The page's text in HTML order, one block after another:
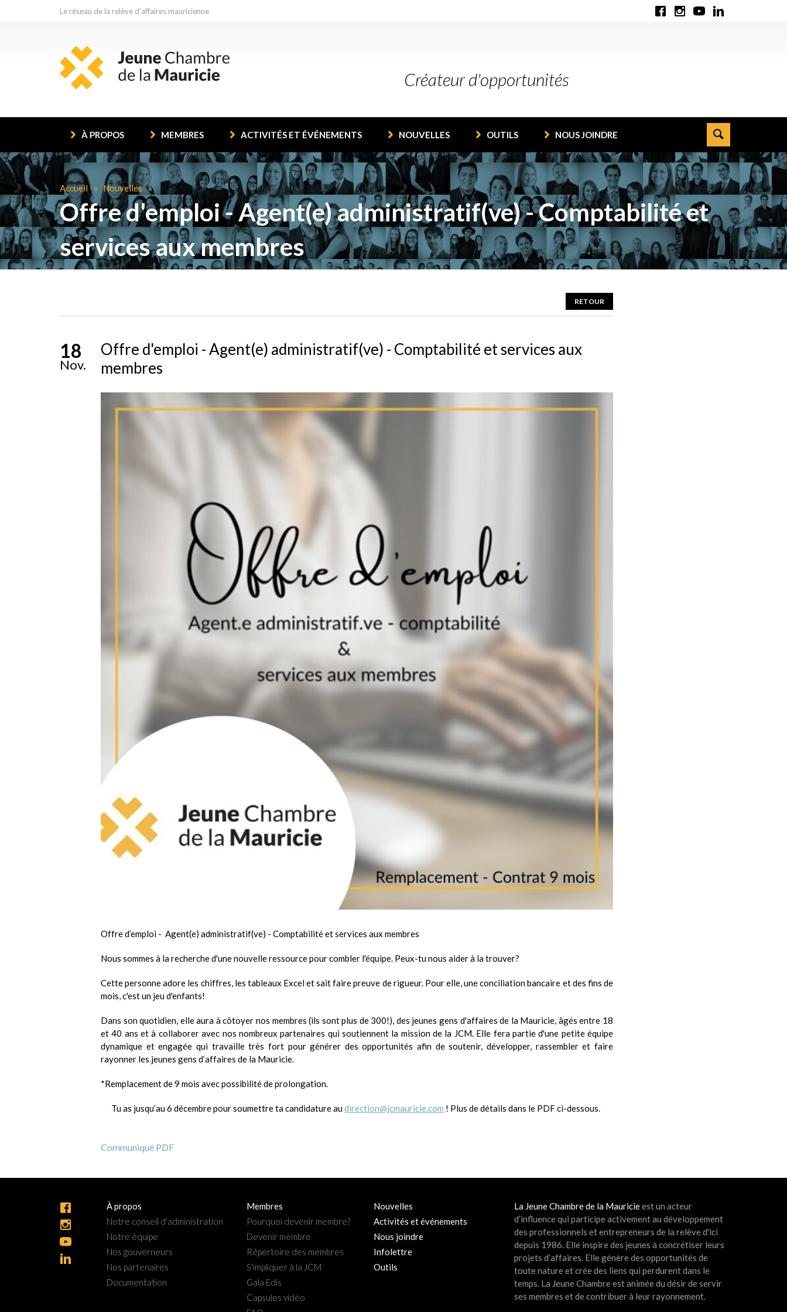
Le réseau de la relève d’affaires mauricienne
Créateur d'opportunités
À PROPOS MEMBRES ACTIVITÉS ET ÉVÉNEMENTS NOUVELLES OUTILS NOUS JOINDRE
Accueil Nouvelles
Offre d'emploi - Agent(e) administratif(ve) - Comptabilité et
services aux membres
RETOUR
Offre d'emploi - Agent(e) administratif(ve) - Comptabilité et services aux
membres
18
Nov.
Offre d’emploi - Agent(e) administratif(ve) - Comptabilité et services aux membres
Nous sommes à la recherche d'une nouvelle ressource pour combler l'équipe. Peux-tu nous aider à la trouver?
Cette personne adore les chiffres, les tableaux Excel et sait faire preuve de rigueur. Pour elle, une conciliation bancaire et des fins de
mois, c'est un jeu d'enfants!
Dans son quotidien, elle aura à côtoyer nos membres (ils sont plus de 300!), des jeunes gens d'affaires de la Mauricie, âgés entre 18
et 40 ans et à collaborer avec nos nombreux partenaires qui soutiennent la mission de la JCM. Elle fera partie d'une petite équipe
dynamique et engagée qui travaille très fort pour générer des opportunités afin de soutenir, développer, rassembler et faire
rayonner les jeunes gens d’affaires de la Mauricie.
*Remplacement de 9 mois avec possibilité de prolongation.
Tu as jusqu’au 6 décembre pour soumettre ta candidature audirection@jcmauricie.com ! Plus de détails dans le PDF ci-dessous.
Communiqué PDF
À propos
Notre conseil d'administration
Notre équipe
Nos gouverneurs
Nos partenaires
Documentation
Membres
Pourquoi devenir membre?
Devenir membre
Répertoire des membres
S'impliquer à la JCM
Gala Edis
Capsules vidéo
Nouvelles
Activités et événements
Nous joindre
Infolettre
Outils
La Jeune Chambre de la Mauricieest un acteur
d’influence qui participe activement au développement
des professionnels et entrepreneurs de la relève d'ici
depuis 1986. Elle inspire des jeunes à concrétiser leurs
projets d’affaires. Elle génère des opportunités de
toute nature et crée des liens qui perdurent dans le
temps. La Jeune Chambre est animée du désir de servir
ses membres et de contribuer à leur rayonnement.